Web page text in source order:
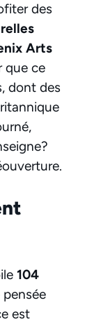
des
Arts
que ce
dont des
104
est